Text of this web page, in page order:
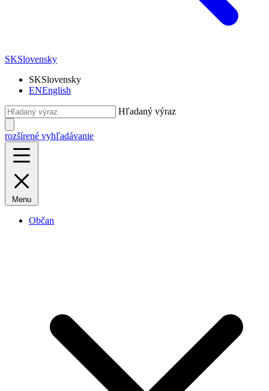
SKSlovensky
SKSlovensky
ENEnglish
Hľadaný výraz
rozšírené vyhľadávanie
Menu
Občan